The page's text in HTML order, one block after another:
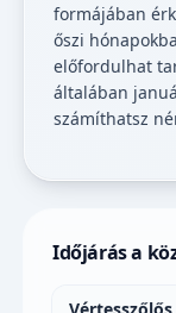
formájában
őszi
előfordulhat
általában
számíthatsz
Időjárás a
Vértesszőlős